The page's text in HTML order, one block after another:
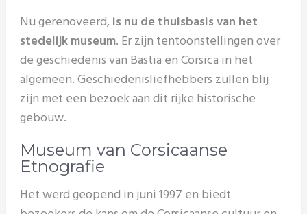
Nu gerenoveerd, is nu de thuisbasis van het
stedelijk museum. Er zijn tentoonstellingen over
de geschiedenis van Bastia en Corsica in het
algemeen. Geschiedenisliefhebbers zullen blij
zijn met een bezoek aan dit rijke historische
gebouw.
Museum van Corsicaanse
Etnografie
Het werd geopend in juni 1997 en biedt